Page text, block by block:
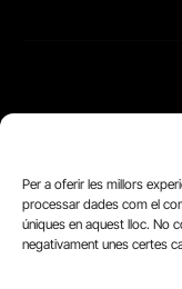
Per a oferir les millors
processar dades com el
úniques en aquest lloc. No
negativament unes certes